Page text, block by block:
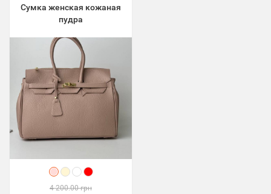
Сумка женская кожаная
пудра
4 200.00 грн